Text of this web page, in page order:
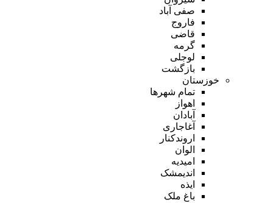
صفی آباد
فاروج
قاضی
گرمه
لوجلی
بازگشت
خوزستان
تمام شهر‌ها
اهواز
آبادان
آغاجاری
اروندکنار
الوان
امیدیه
اندیمشک
ایذه
باغ ملک